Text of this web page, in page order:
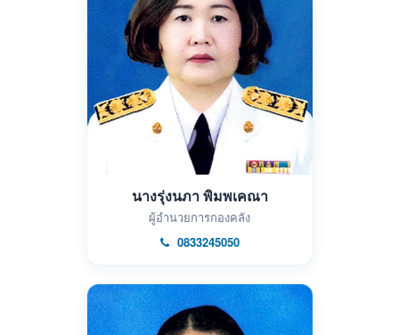
นางรุ่งนภา พิมพเคณา
ผู้อำนวยการกองคลัง
0833245050